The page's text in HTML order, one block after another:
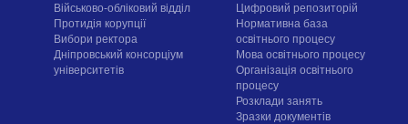
Військово-обліковий відділ
Протидія корупції
Вибори ректора
Дніпровський консорціум
університетів
Цифровий репозиторій
Нормативна база
освітнього процесу
Мова освітнього процесу
Організація освітнього
процесу
Розклади занять
Зразки документів